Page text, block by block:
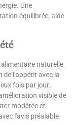
Une
équilibrée, aide
naturelle.
de l'appétit avec la
fois par jour.
visible de
modérée et
l'avis préalable